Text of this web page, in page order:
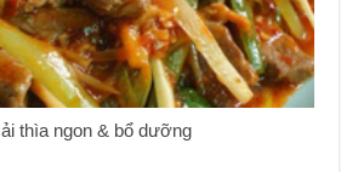
thìa ngon & bổ dưỡng